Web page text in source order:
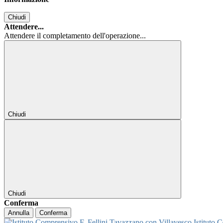
Chiudi
Attendere...
Attendere il completamento dell'operazione...
Chiudi
Chiudi
Conferma
Annulla Conferma